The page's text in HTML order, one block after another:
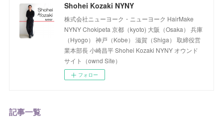
Shohei Kozaki NYNY
株式会社ニューヨーク・ニューヨーク HairMake
NYNY Chokipeta 京都（kyoto) 大阪（Osaka） 兵庫
（Hyogo） 神戸（Kobe） 滋賀（Shiga） 取締役営
業本部長 小崎昌平 Shohei Kozaki NYNY オウンド
サイト（ownd Site）
フォロー
記事一覧